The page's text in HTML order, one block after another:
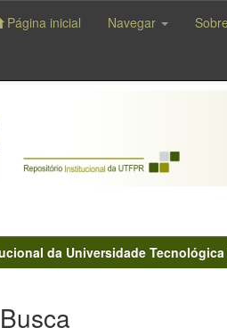
Página inicial Navegar
da Universidade Tecnológica